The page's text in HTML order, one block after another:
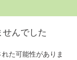
んでした
た可能性がありま